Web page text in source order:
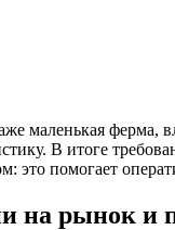
маленькая ферма,
В итоге
это помогает
на рынок и